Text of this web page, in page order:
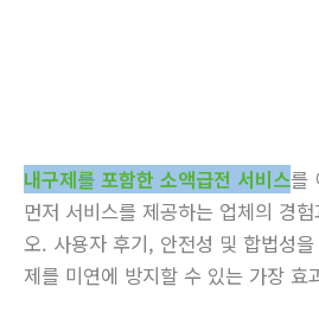
내구제를 포함한 소액급전 서비스를
먼저 서비스를 제공하는 업체의 경
오. 사용자 후기, 안전성 및 합법성
제를 미연에 방지할 수 있는 가장 효